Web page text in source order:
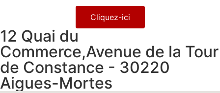
Cliquez-ici
12 Quai du
Commerce,Avenue de la Tour
de Constance - 30220
Aigues-Mortes